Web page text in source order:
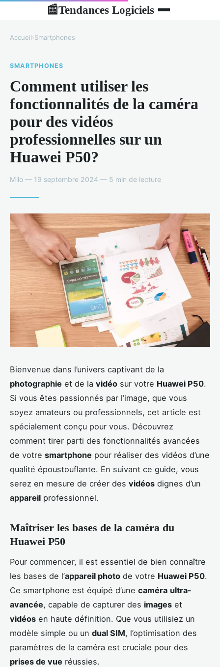
📰Tendances Logiciels
Accueil›Smartphones
SMARTPHONES
Comment utiliser les
fonctionnalités de la caméra
pour des vidéos
professionnelles sur un
Huawei P50?
Milo — 19 septembre 2024 — 5 min de lecture
Bienvenue dans l’univers captivant de la
photographie et de la vidéo sur votre Huawei P50.
Si vous êtes passionnés par l’image, que vous
soyez amateurs ou professionnels, cet article est
spécialement conçu pour vous. Découvrez
comment tirer parti des fonctionnalités avancées
de votre smartphone pour réaliser des vidéos d’une
qualité époustouflante. En suivant ce guide, vous
serez en mesure de créer des vidéos dignes d’un
appareil professionnel.
Maîtriser les bases de la caméra du
Huawei P50
Pour commencer, il est essentiel de bien connaître
les bases de l’appareil photo de votre Huawei P50.
Ce smartphone est équipé d’une caméra ultra-
avancée, capable de capturer des images et
vidéos en haute définition. Que vous utilisiez un
modèle simple ou un dual SIM, l’optimisation des
paramètres de la caméra est cruciale pour des
prises de vue réussies.